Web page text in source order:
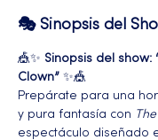
🎭 Sinopsis del
🎪✨ Sinopsis del show:
Clown” ✨🎪
Prepárate para una
y pura fantasía con
espectáculo diseñado